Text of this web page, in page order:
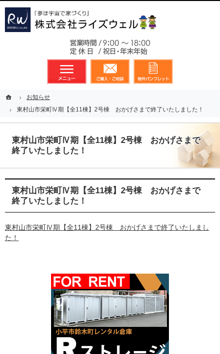
ホームお知らせ
東村山市栄町Ⅳ期【全11棟】2号棟 おかげさまで終了いたしました！
東村山市栄町Ⅳ期【全11棟】2号棟 おかげさまで
終了いたしました！
東村山市栄町Ⅳ期【全11棟】2号棟 おかげさまで
終了いたしました！
東村山市栄町Ⅳ期【全11棟】2号棟 おかげさまで終了いたしまし
た！
メニュー 資料請求・お問合せ
ホームお知らせ
東村山市栄町Ⅳ期【全11棟】2号棟 おかげさまで終了いたしました！